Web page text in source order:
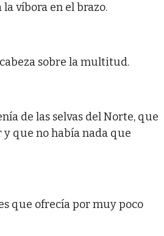
víbora en el brazo.
sobre la multitud.
de las selvas del Norte, que
que no había nada que
que ofrecía por muy poco